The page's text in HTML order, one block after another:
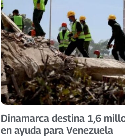
Dinamarca destina 1,6
en ayuda para Venezuela